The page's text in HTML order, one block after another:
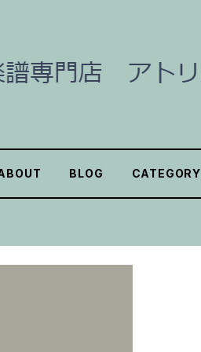
BLOG CATEGORY